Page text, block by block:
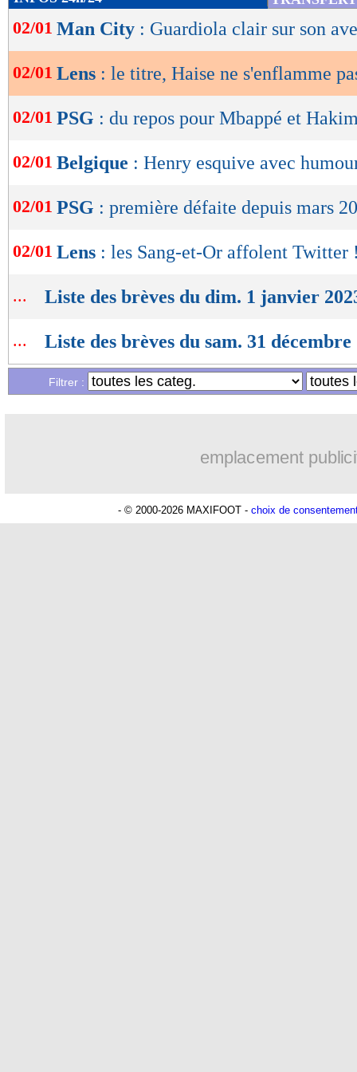
de
lecture
OK
02/01 Man City : Guardiola clair sur son
02/01 Lens : le titre, Haise ne s'enflamme
02/01 PSG : du repos pour Mbappé et
02/01 Belgique : Henry esquive avec
02/01 PSG : première défaite depuis mars
02/01 Lens : les Sang-et-Or affolent Twitter
... Liste des brèves du dim. 1 janvier
... Liste des brèves du sam. 31 décembre
Filtrer :
emplacement
- © 2000-2026 MAXIFOOT - choix de